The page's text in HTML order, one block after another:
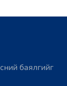
баялгийг